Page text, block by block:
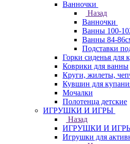
Ванночки
Назад
Ванночки
Ванны 100-
Ванны 84-
Подставки
Горки сиденья для
Коврики для ванны
Круги, жилеты,
Кувшин для
Мочалки
Полотенца детские
ИГРУШКИ И ИГРЫ
Назад
ИГРУШКИ И
Игрушки для